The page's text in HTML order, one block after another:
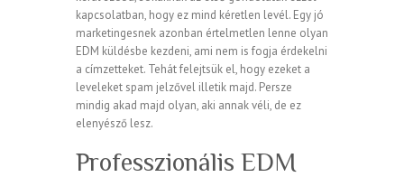
kapcsolatban, hogy ez mind kéretlen levél. Egy jó
marketingesnek azonban értelmetlen lenne olyan
EDM küldésbe kezdeni, ami nem is fogja érdekelni
a címzetteket. Tehát felejtsük el, hogy ezeket a
leveleket spam jelzővel illetik majd. Persze
mindig akad majd olyan, aki annak véli, de ez
elenyésző lesz.
Professzionális EDM